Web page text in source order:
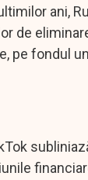
ani,
de
pe fondul